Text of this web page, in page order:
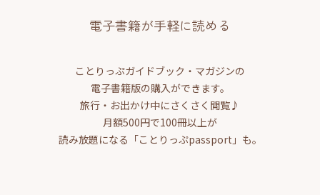
電子書籍が手軽に読める
ことりっぷガイドブック・マガジンの
電子書籍版の購入ができます。
旅行・お出かけ中にさくさく閲覧♪
月額500円で100冊以上が
読み放題になる「ことりっぷpassport」も。